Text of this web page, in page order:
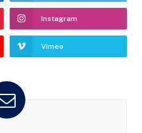
Instagram
Vimeo